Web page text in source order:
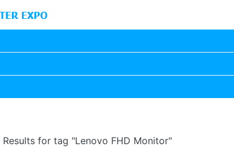
EXPO
Results for tag "Lenovo FHD Monitor"